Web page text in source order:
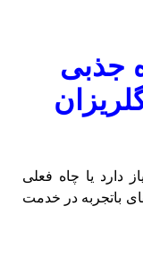
جذبی
دارد یا چاه فعلی
باتجربه در خدمت